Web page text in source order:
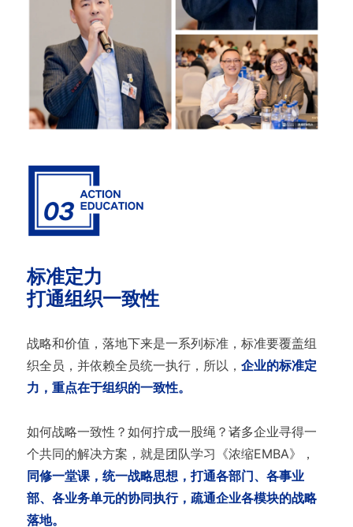
标准定力
打通组织一致性
战略和价值，落地下来是一系列标准，标准要覆盖组
织全员，并依赖全员统一执行，所以， 企业的标准定
力，重点在于组织的一致性。
如何战略一致性？如何拧成一股绳？诸多企业寻得一
个共同的解决方案，就是团队学习《浓缩EMBA》，
同修一堂课，统一战略思想，打通各部门、各事业
部、各业务单元的协同执行，疏通企业各模块的战略
落地。